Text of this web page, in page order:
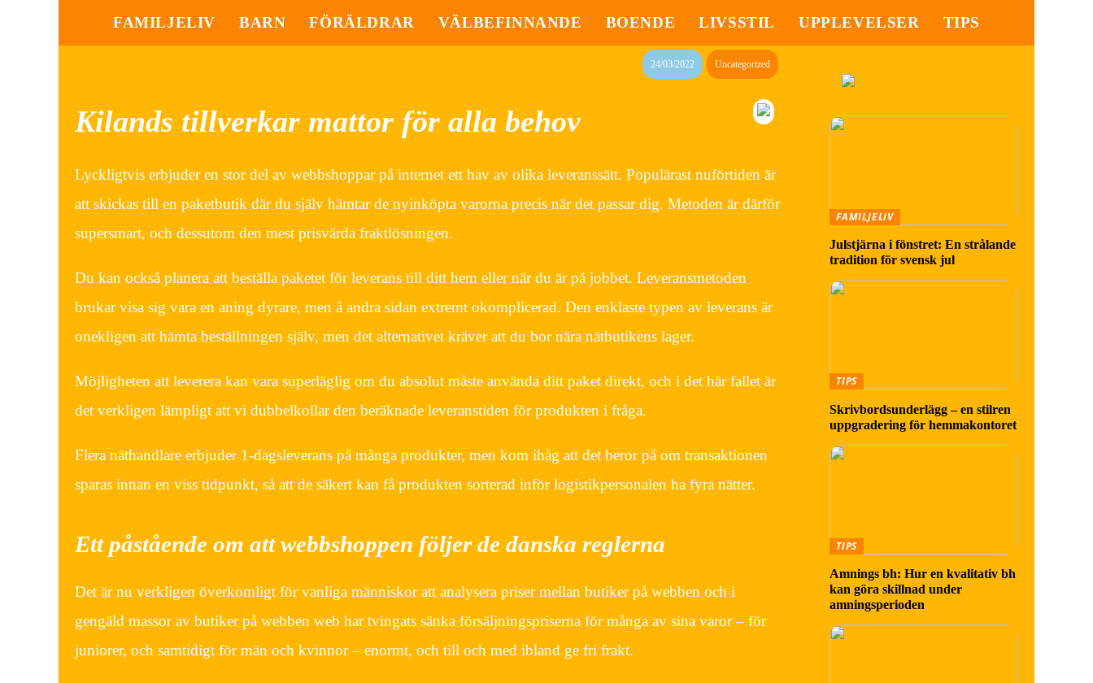
FAMILJELIV BARN FÖRÄLDRAR VÄLBEFINNANDE BOENDE LIVSSTIL UPPLEVELSER TIPS
24/03/2022 Uncategorized
Kilands tillverkar mattor för alla behov
Lyckligtvis erbjuder en stor del av webbshoppar på internet ett hav av olika leveranssätt. Populärast nuförtiden är
att skickas till en paketbutik där du själv hämtar de nyinköpta varorna precis när det passar dig. Metoden är därför
supersmart, och dessutom den mest prisvärda fraktlösningen.
Du kan också planera att beställa paketet för leverans till ditt hem eller när du är på jobbet. Leveransmetoden
brukar visa sig vara en aning dyrare, men å andra sidan extremt okomplicerad. Den enklaste typen av leverans är
onekligen att hämta beställningen själv, men det alternativet kräver att du bor nära nätbutikens lager.
Möjligheten att leverera kan vara superläglig om du absolut måste använda ditt paket direkt, och i det här fallet är
det verkligen lämpligt att vi dubbelkollar den beräknade leveranstiden för produkten i fråga.
Flera näthandlare erbjuder 1-dagsleverans på många produkter, men kom ihåg att det beror på om transaktionen
sparas innan en viss tidpunkt, så att de säkert kan få produkten sorterad inför logistikpersonalen ha fyra nätter.
Ett påstående om att webbshoppen följer de danska reglerna
Det är nu verkligen överkomligt för vanliga människor att analysera priser mellan butiker på webben och i
gengäld massor av butiker på webben web har tvingats sänka försäljningspriserna för många av sina varor – för
juniorer, och samtidigt för män och kvinnor – enormt, och till och med ibland ge fri frakt.
FAMILJELIV
Julstjärna i fönstret: En strålande
tradition för svensk jul
TIPS
Skrivbordsunderlägg – en stilren
uppgradering för hemmakontoret
TIPS
Amnings bh: Hur en kvalitativ bh
kan göra skillnad under
amningsperioden